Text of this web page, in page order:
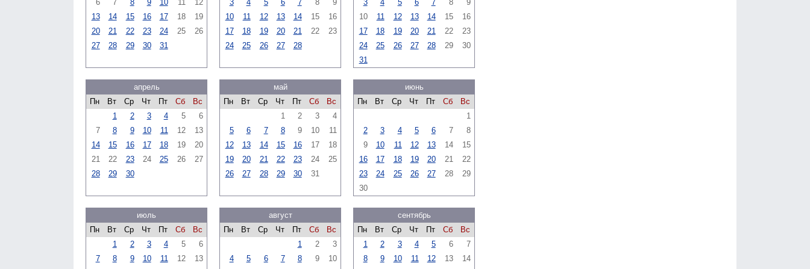
6
7 8 9 10 11
12
13
14 15 16 17 18
19
20
21 22 23 24 25
26
27
28 29 30 31
3
4 5 6 7 8
9
10
11 12 13 14 15
16
17
18 19 20 21 22
23
24
25 26 27 28
3
4 5 6 7 8
9
10
11 12 13 14 15
16
17
18 19 20 21 22
23
24
25 26 27 28 29
30
31
апрель
Пн
Вт Ср Чт Пт Сб
Вс
1
2 3 4 5
6
7
8 9 10 11 12
13
14
15 16 17 18 19
20
21
22 23 24 25 26
27
28
29 30
май
Пн
Вт Ср Чт Пт Сб
Вс
1
2 3
4
5
6 7 8 9 10
11
12
13 14 15 16 17
18
19
20 21 22 23 24
25
26
27 28 29 30 31
июнь
Пн
Вт Ср Чт Пт Сб
Вс
1
2
3 4 5 6 7
8
9
10 11 12 13 14
15
16
17 18 19 20 21
22
23
24 25 26 27 28
29
30
июль
Пн
Вт Ср Чт Пт Сб
Вс
1
2 3 4 5
6
7
8 9 10 11 12
13
август
Пн
Вт Ср Чт Пт Сб
Вс
1
2
3
4
5 6 7 8 9
10
сентябрь
Пн
Вт Ср Чт Пт Сб
Вс
1
2 3 4 5 6
7
8
9 10 11 12 13
14